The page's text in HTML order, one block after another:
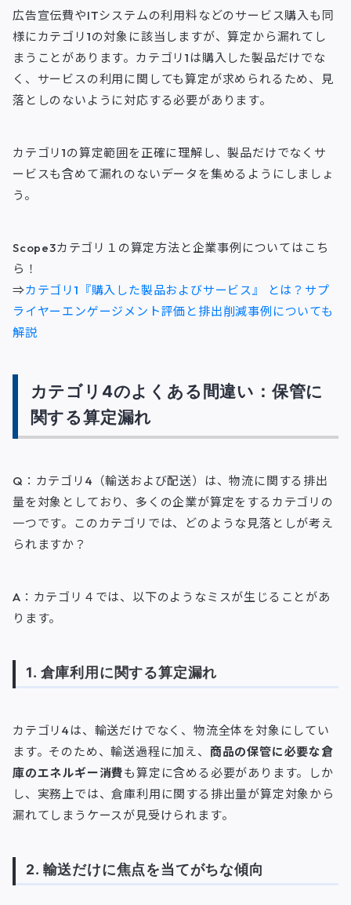
広告宣伝費やITシステムの利用料などのサービス購入も同
様にカテゴリ1の対象に該当しますが、算定から漏れてし
まうことがあります。カテゴリ1は購入した製品だけでな
く、サービスの利用に関しても算定が求められるため、見
落としのないように対応する必要があります。
カテゴリ1の算定範囲を正確に理解し、製品だけでなくサ
ービスも含めて漏れのないデータを集めるようにしましょ
う。
Scope3カテゴリ１の算定方法と企業事例についてはこち
ら！
⇒カテゴリ1『購入した製品およびサービス』 とは？サプ
ライヤーエンゲージメント評価と排出削減事例についても
解説
カテゴリ4のよくある間違い：保管に
関する算定漏れ
Q：カテゴリ4（輸送および配送）は、物流に関する排出
量を対象としており、多くの企業が算定をするカテゴリの
一つです。このカテゴリでは、どのような見落としが考え
られますか？
A：カテゴリ４では、以下のようなミスが生じることがあ
ります。
1. 倉庫利用に関する算定漏れ
カテゴリ4は、輸送だけでなく、物流全体を対象にしてい
ます。そのため、輸送過程に加え、 商品の保管に必要な倉
庫のエネルギー消費も算定に含める必要があります。しか
し、実務上では、倉庫利用に関する排出量が算定対象から
漏れてしまうケースが見受けられます。
2. 輸送だけに焦点を当てがちな傾向